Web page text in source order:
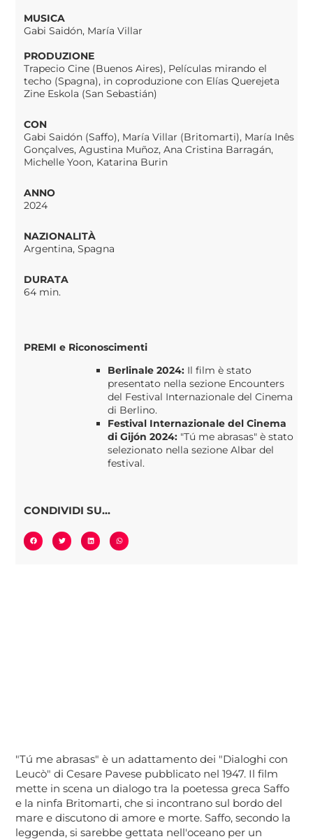
MUSICA
Gabi Saidón, María Villar
PRODUZIONE
Trapecio Cine (Buenos Aires), Películas mirando el
techo (Spagna), in coproduzione con Elías Querejeta
Zine Eskola (San Sebastián)
CON
Gabi Saidón (Saffo), María Villar (Britomarti), María Inês
Gonçalves, Agustina Muñoz, Ana Cristina Barragán,
Michelle Yoon, Katarina Burin
ANNO
2024
NAZIONALITÀ
Argentina, Spagna
DURATA
64 min.
PREMIe Riconoscimenti
Berlinale 2024: Il film è stato
presentato nella sezione Encounters
del Festival Internazionale del Cinema
di Berlino.
Festival Internazionale del Cinema
di Gijón 2024: "Tú me abrasas" è stato
selezionato nella sezione Albar del
festival.
CONDIVIDI SU...
"Tú me abrasas" è un adattamento dei "Dialoghi con
Leucò" di Cesare Pavese pubblicato nel 1947. Il film
mette in scena un dialogo tra la poetessa greca Saffo
e la ninfa Britomarti, che si incontrano sul bordo del
mare e discutono di amore e morte. Saffo, secondo la
leggenda, si sarebbe gettata nell'oceano per un